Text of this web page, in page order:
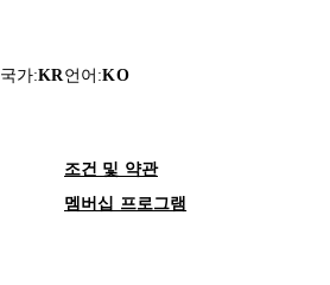
국가:KR언어 :KO
조건 및 약관
멤버십 프로그램